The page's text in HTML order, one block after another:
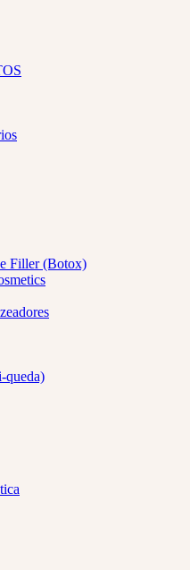
Filler (Botox)
queda)